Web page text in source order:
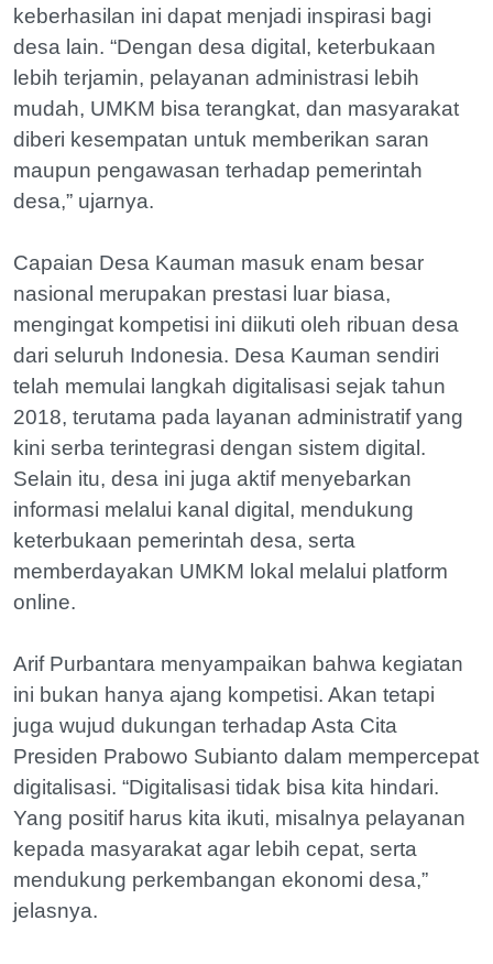
keberhasilan ini dapat menjadi inspirasi bagi
desa lain. “Dengan desa digital, keterbukaan
lebih terjamin, pelayanan administrasi lebih
mudah, UMKM bisa terangkat, dan masyarakat
diberi kesempatan untuk memberikan saran
maupun pengawasan terhadap pemerintah
desa,” ujarnya.
Capaian Desa Kauman masuk enam besar
nasional merupakan prestasi luar biasa,
mengingat kompetisi ini diikuti oleh ribuan desa
dari seluruh Indonesia. Desa Kauman sendiri
telah memulai langkah digitalisasi sejak tahun
2018, terutama pada layanan administratif yang
kini serba terintegrasi dengan sistem digital.
Selain itu, desa ini juga aktif menyebarkan
informasi melalui kanal digital, mendukung
keterbukaan pemerintah desa, serta
memberdayakan UMKM lokal melalui platform
online.
Arif Purbantara menyampaikan bahwa kegiatan
ini bukan hanya ajang kompetisi. Akan tetapi
juga wujud dukungan terhadap Asta Cita
Presiden Prabowo Subianto dalam mempercepat
digitalisasi. “Digitalisasi tidak bisa kita hindari.
Yang positif harus kita ikuti, misalnya pelayanan
kepada masyarakat agar lebih cepat, serta
mendukung perkembangan ekonomi desa,”
jelasnya.